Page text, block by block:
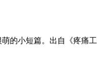
的小短篇。出自《疼痛